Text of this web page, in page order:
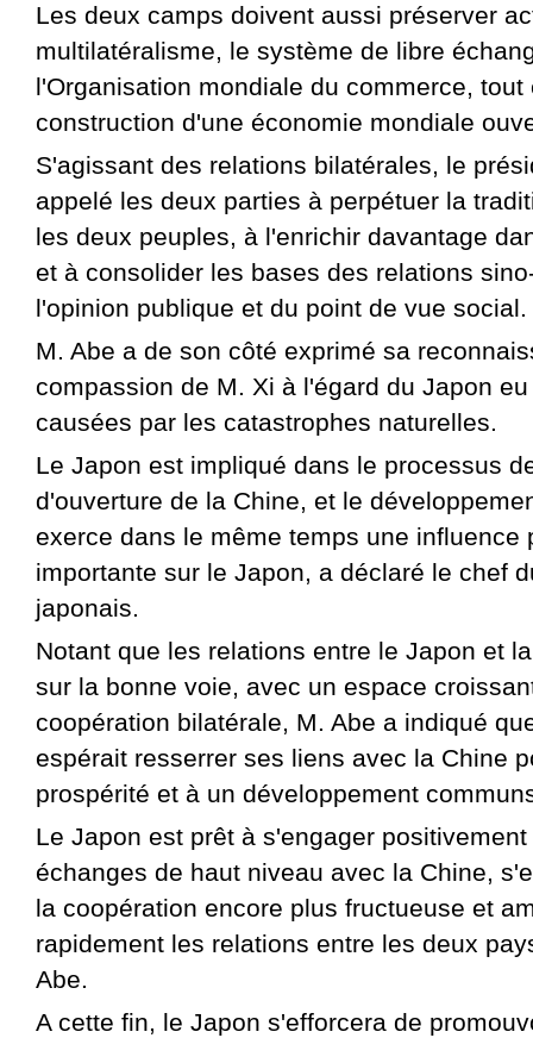
Les deux camps doivent aussi préserver
multilatéralisme, le système de libre
l'Organisation mondiale du commerce,
construction d'une économie mondiale
S'agissant des relations bilatérales, le
appelé les deux parties à perpétuer la
les deux peuples, à l'enrichir davantage
et à consolider les bases des relations
l'opinion publique et du point de vue social.
M. Abe a de son côté exprimé sa
compassion de M. Xi à l'égard du Japon
causées par les catastrophes naturelles.
Le Japon est impliqué dans le processus
d'ouverture de la Chine, et le
exerce dans le même temps une influence
importante sur le Japon, a déclaré le chef
japonais.
Notant que les relations entre le Japon et
sur la bonne voie, avec un espace
coopération bilatérale, M. Abe a indiqué
espérait resserrer ses liens avec la Chine
prospérité et à un développement
Le Japon est prêt à s'engager
échanges de haut niveau avec la Chine,
la coopération encore plus fructueuse et
rapidement les relations entre les deux
Abe.
A cette fin, le Japon s'efforcera de